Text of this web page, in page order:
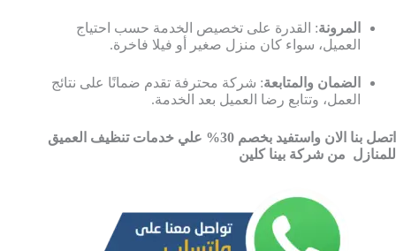
المرونة: القدرة على تخصيص الخدمة حسب احتياج
العميل، سواء كان منزل صغير أو فيلا فاخرة.
الضمان والمتابعة: شركة محترفة تقدم ضمانًا على نتائج
العمل، وتتابع رضا العميل بعد الخدمة.
اتصل بنا الان واستفيد بخصم 30% علي خدمات تنظيف العميق
للمنازل من شركة بينا كلين